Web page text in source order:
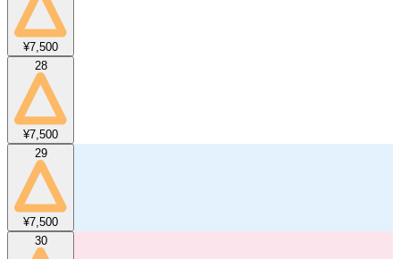
¥7,500
28
¥7,500
29
¥7,500
30